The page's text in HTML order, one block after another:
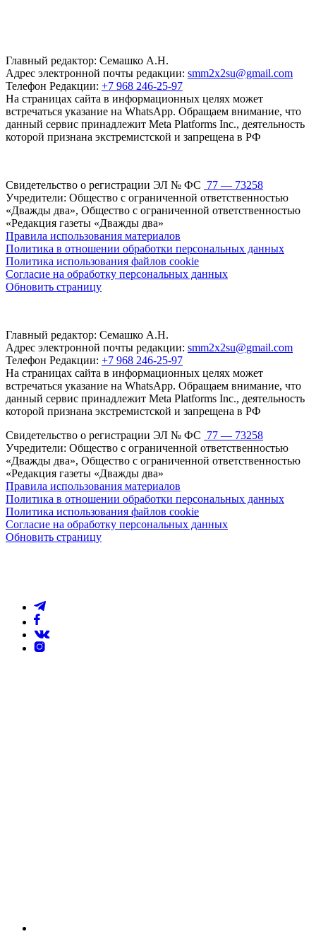
Главный редактор: Семашко А.Н.
Адрес электронной почты редакции: smm2x2su@gmail.com
Телефон Редакции: +7 968 246-25-97
На страницах сайта в информационных целях может
встречаться указание на WhatsApp. Обращаем внимание, что
данный сервис принадлежит Meta Platforms Inc., деятельность
которой признана экстремистской и запрещена в РФ
Свидетельство о регистрации ЭЛ № ФС 77 — 73258
Учредители: Общество с ограниченной ответственностью
«Дважды два», Общество с ограниченной ответственностью
«Редакция газеты «Дважды два»
Правила использования материалов
Политика в отношении обработки персональных данных
Политика использования файлов cookie
Согласие на обработку персональных данных
Обновить страницу
Главный редактор: Семашко А.Н.
Адрес электронной почты редакции: smm2x2su@gmail.com
Телефон Редакции: +7 968 246-25-97
На страницах сайта в информационных целях может
встречаться указание на WhatsApp. Обращаем внимание, что
данный сервис принадлежит Meta Platforms Inc., деятельность
которой признана экстремистской и запрещена в РФ
Свидетельство о регистрации ЭЛ № ФС 77 — 73258
Учредители: Общество с ограниченной ответственностью
«Дважды два», Общество с ограниченной ответственностью
«Редакция газеты «Дважды два»
Правила использования материалов
Политика в отношении обработки персональных данных
Политика использования файлов cookie
Согласие на обработку персональных данных
Обновить страницу